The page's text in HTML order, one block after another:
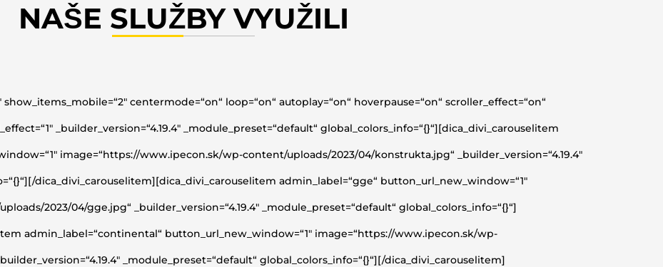
NAŠE SLUŽBY VYUŽILI
centermode=“on“ loop=“on“ autoplay=“on“ hoverpause=“on“ scroller_effect=“on“
_builder_version=“4.19.4″ _module_preset=“default“ global_colors_info=“{}“][dica_divi_carouselitem
image=“https://www.ipecon.sk/wp-content/uploads/2023/04/konstrukta.jpg“ _builder_version=“4.19.4″
dica_divi_carouselitem][dica_divi_carouselitem admin_label=“gge“ button_url_new_window=“1″
2023/04/gge.jpg“ _builder_version=“4.19.4″ _module_preset=“default“ global_colors_info=“{}“]
admin_label=“continental“ button_url_new_window=“1″ image=“https://www.ipecon.sk/wp-
_module_preset=“default“ global_colors_info=“{}“][/dica_divi_carouselitem]